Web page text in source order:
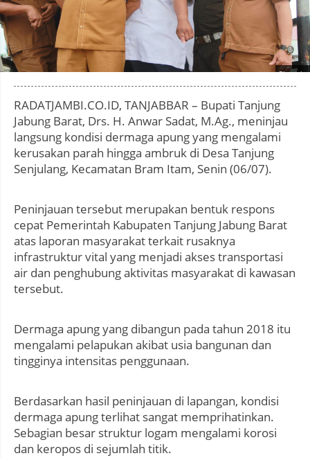
Photo by
RADATJAMBI.CO.ID, TANJABBAR – Bupati Tanjung
Jabung Barat, Drs. H. Anwar Sadat, M.Ag., meninjau
langsung kondisi dermaga apung yang mengalami
kerusakan parah hingga ambruk di Desa Tanjung
Senjulang, Kecamatan Bram Itam, Senin (06/07).
Peninjauan tersebut merupakan bentuk respons
cepat Pemerintah Kabupaten Tanjung Jabung Barat
atas laporan masyarakat terkait rusaknya
infrastruktur vital yang menjadi akses transportasi
air dan penghubung aktivitas masyarakat di kawasan
tersebut.
Dermaga apung yang dibangun pada tahun 2018 itu
mengalami pelapukan akibat usia bangunan dan
tingginya intensitas penggunaan.
Berdasarkan hasil peninjauan di lapangan, kondisi
dermaga apung terlihat sangat memprihatinkan.
Sebagian besar struktur logam mengalami korosi
dan keropos di sejumlah titik.